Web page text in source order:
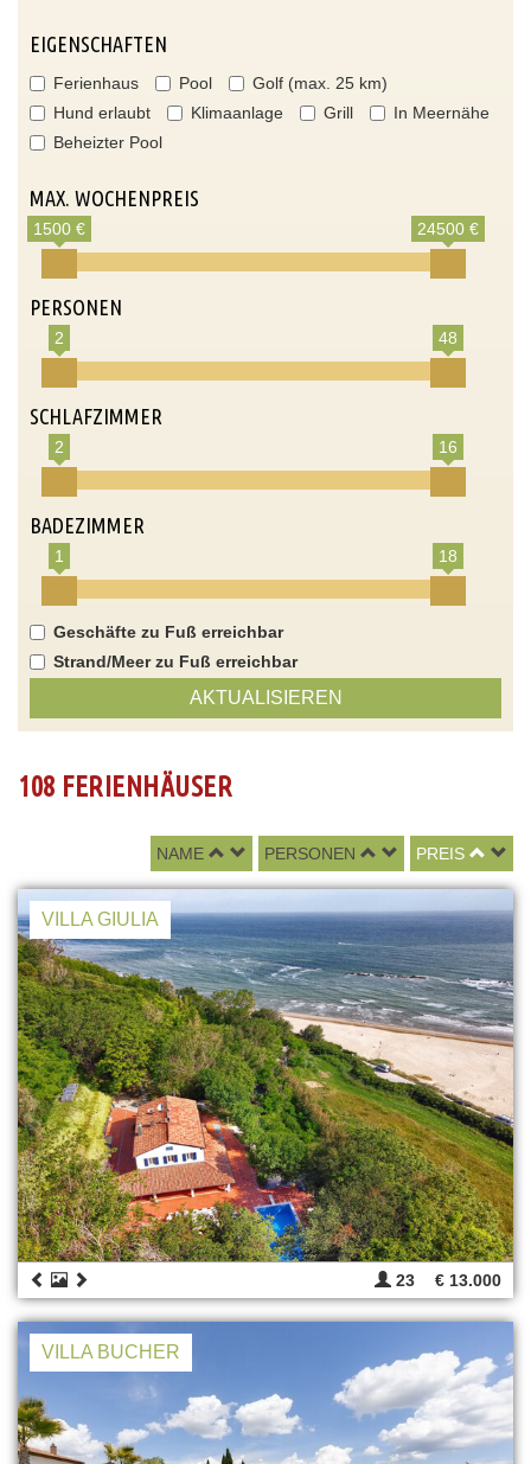
EIGENSCHAFTEN
Ferienhaus Pool
Golf (max. 25 km)
Hund erlaubt
Klimaanlage Grill
In Meernähe
Beheizter Pool
MAX. WOCHENPREIS
1500 € 24500 €
PERSONEN
2 48
SCHLAFZIMMER
2 16
BADEZIMMER
1 18
Geschäfte zu Fuß erreichbar
Strand/Meer zu Fuß erreichbar
AKTUALISIEREN
108 FERIENHÄUSER
NAME PERSONEN PREIS
VILLA GIULIA
23 € 13.000
VILLA BUCHER